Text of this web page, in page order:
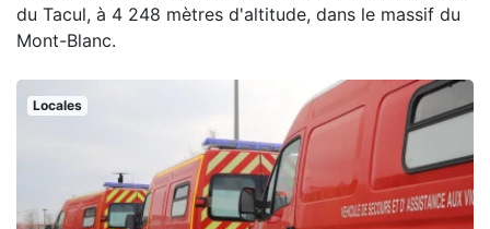
du Tacul, à 4 248 mètres d'altitude, dans le massif du
Mont-Blanc.
Locales